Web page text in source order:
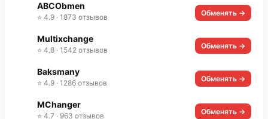
ABCObmen
⭐ 4.9 · 1873 отзывов Обменять →
Multixchange
⭐ 4.8 · 1542 отзывов Обменять →
Baksmany
⭐ 4.9 · 1286 отзывов Обменять →
MChanger
⭐ 4.7 · 963 отзывов Обменять →